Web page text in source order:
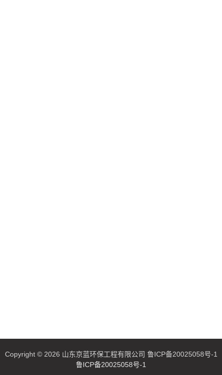
Copyright © 2026 山东京蓝环保工程有限公司 鲁ICP备20025058号-1
鲁ICP备20025058号-1